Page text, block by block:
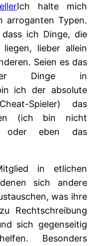
Ich halte mich
arroganten Typen.
ich Dinge, die
lieber allein
Seien es das
Dinge in
ich der absolute
Spieler) das
(ich bin nicht
oder eben das
in etlichen
sich andere
was ihre
Rechtschreibung
sich gegenseitig
Besonders